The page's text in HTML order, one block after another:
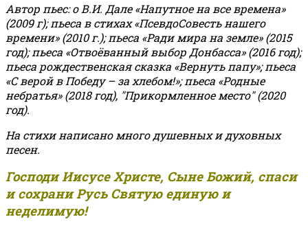
Автор пьес: о В.И. Дале «Напутное на все времена»
(2009 г); пьеса в стихах «ПсевдоСовесть нашего
времени» (2010 г.); пьеса «Ради мира на земле» (2015
год); пьеса «Отвоёванный выбор Донбасса» (2016 год);
пьеса рождественская сказка «Вернуть папу»; пьеса
«С верой в Победу – за хлебом!»;пьеса «Родные
небратья» (2018 год), "Прикормленное место" (2020
год).
На стихи написано много душевных и духовных
песен.
Господи Иисусе Христе, Сыне Божий, спаси
и сохрани Русь Святую единую и
неделимую!